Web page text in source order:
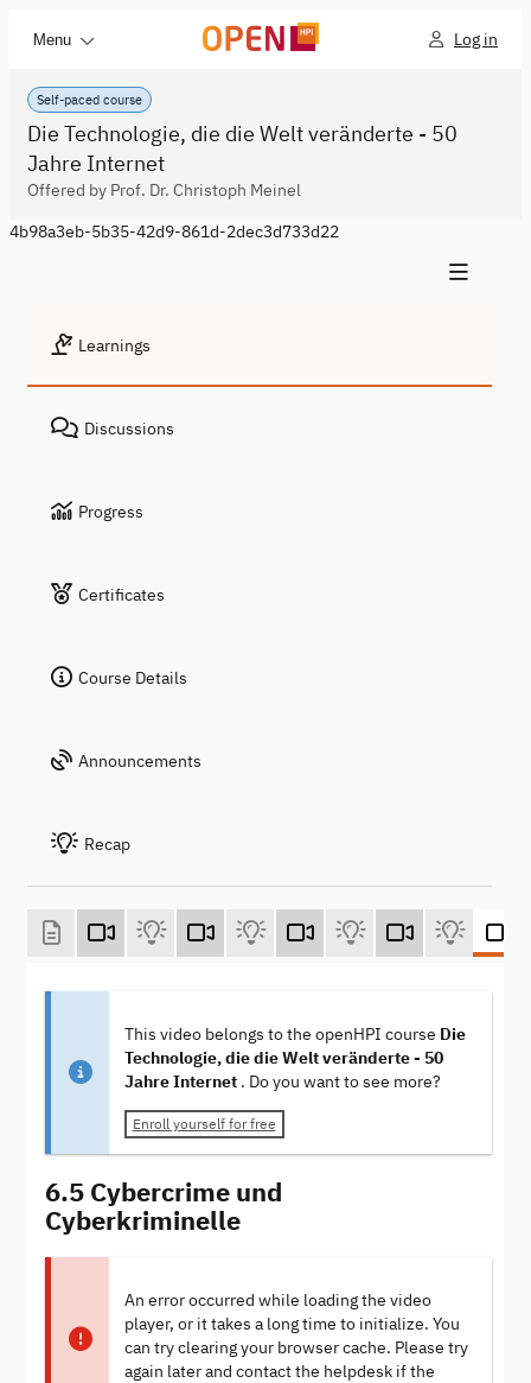
Menu Log in
Self-paced course
Die Technologie, die die Welt veränderte - 50
Jahre Internet
Offered by Prof. Dr. Christoph Meinel
4b98a3eb-5b35-42d9-861d-2dec3d733d22
Learnings
Discussions
Progress
Certificates
Course Details
Announcements
Recap
This video belongs to the openHPI course Die
Technologie, die die Welt veränderte - 50
Jahre Internet . Do you want to see more?
Enroll yourself for free
6.5 Cybercrime und
Cyberkriminelle
An error occurred while loading the video
player, or it takes a long time to initialize. You
can try clearing your browser cache. Please try
again later and contact the helpdesk if the